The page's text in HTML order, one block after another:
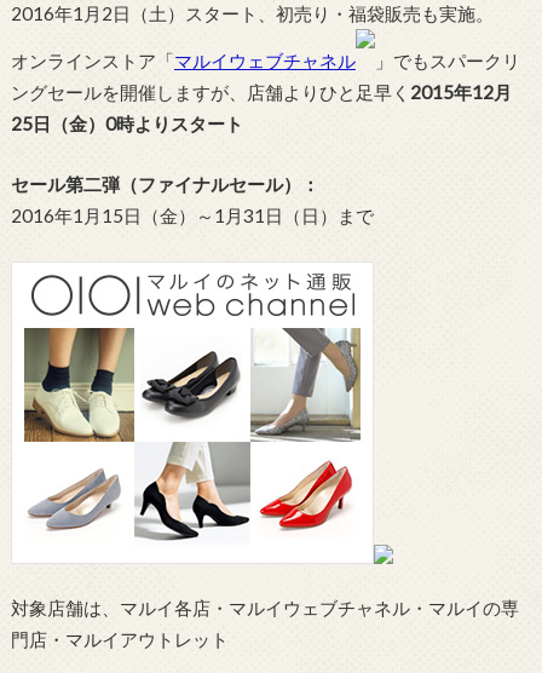
2016年1月2日（土）スタート、初売り・福袋販売も実施。
オンラインストア「マルイウェブチャネル
」でもスパークリ
ングセールを開催しますが、店舗よりひと足早く 2015年12月
25日（金）0時よりスタート
セール第二弾（ファイナルセール）：
2016年1月15日（金）～1月31日（日）まで
対象店舗は、マルイ各店・マルイウェブチャネル・マルイの専
門店・マルイアウトレット